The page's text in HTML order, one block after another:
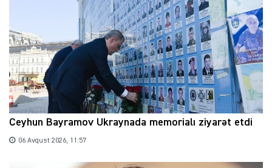
Ceyhun Bayramov Ukraynada memorialı ziyarət etdi
06 Avqust 2026, 11:57